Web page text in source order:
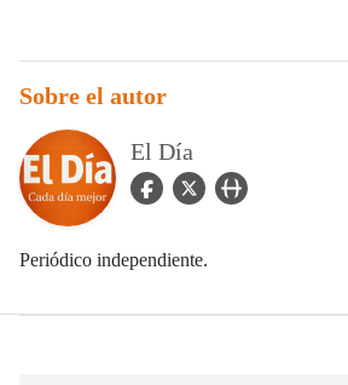
Sobre el autor
El Día
facebook Icon
twitter Iconuser_url Icon
Periódico independiente.